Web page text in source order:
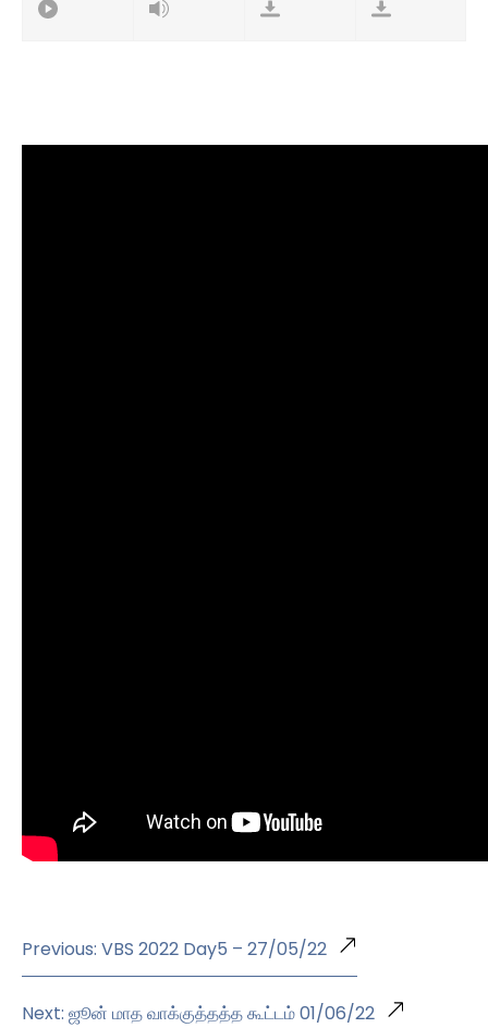
Previous: VBS 2022 Day5 – 27/05/22
Next: ஜூன் மாத வாக்குத்தத்த கூட்டம் 01/06/22